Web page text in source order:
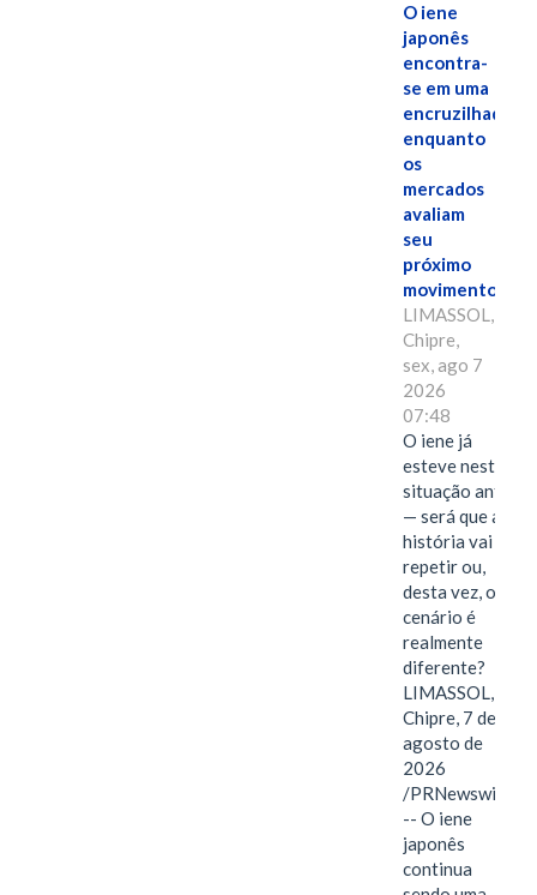
O iene
japonês
encontra-
se em uma
encruzilhada
enquanto
os
mercados
avaliam
seu
próximo
movimento.
LIMASSOL,
Chipre,
sex, ago 7
2026
07:48
O iene já
esteve nesta
situação antes
— será que a
história vai se
repetir ou,
desta vez, o
cenário é
realmente
diferente?
LIMASSOL,
Chipre, 7 de
agosto de
2026
/PRNewswire/
-- O iene
japonês
continua